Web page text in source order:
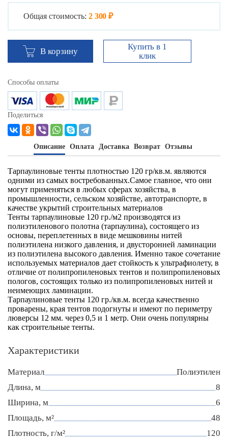
Общая стоимость: 2 300 ₽
В корзину
Купить в 1
клик
Способы оплаты
Поделиться
Описание Оплата Доставка Возврат Отзывы
Тарпаулиновые тенты плотностью 120 гр/кв.м. являются
одними из самых востребованных.Самое главное, что они
могут применяться в любых сферах хозяйства, в
промышленности, сельском хозяйстве, автотранспорте, в
качестве укрытий строительных материалов
Тенты тарпаулиновые 120 гр./м2 производятся из
полиэтиленового полотна (тарпаулина), состоящего из
основы, переплетенных в виде мешковины нитей
полиэтилена низкого давления, и двусторонней ламинации
из полиэтилена высокого давления. Именно такое сочетание
используемых материалов дает стойкость к ультрафиолету, в
отличие от полипропиленовых тентов и полипропиленовых
пологов, состоящих только из полипропиленовых нитей и
неимеющих ламинации.
Тарпаулиновые тенты 120 гр./кв.м. всегда качественно
проварены, края тентов подогнуты и имеют по периметру
люверсы 12 мм. через 0,5 и 1 метр. Они очень популярны
как строительные тенты.
Характеристики
Материал
Полиэтилен
Длина, м
8
Ширина, м
6
Площадь, м²
48
Плотность, г/м²
120